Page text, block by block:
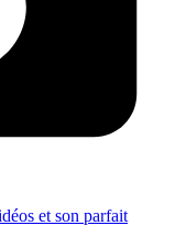
et son parfait